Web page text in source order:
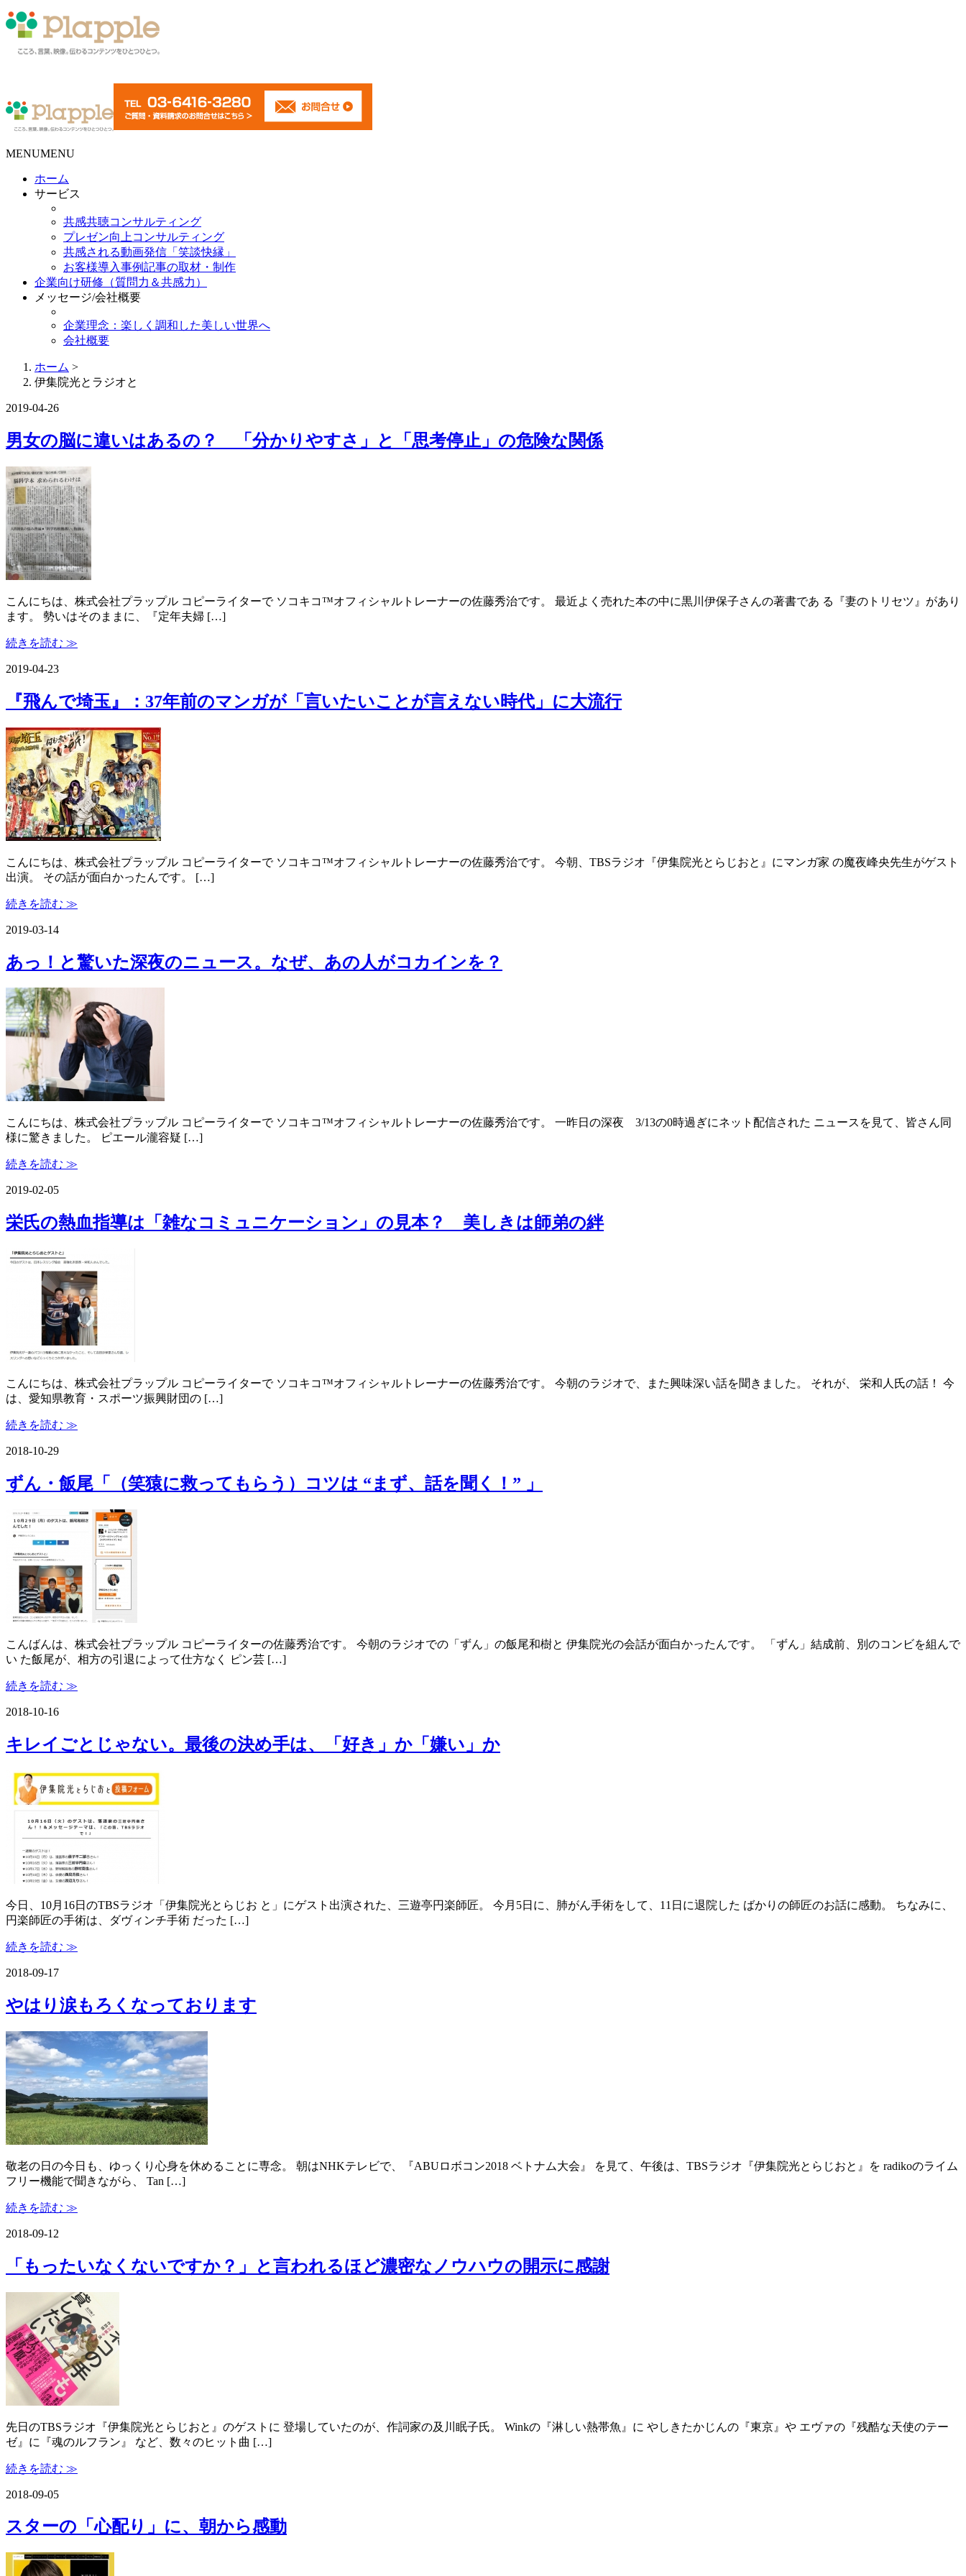
MENUMENU
ホーム
サービス
共感共聴コンサルティング
プレゼン向上コンサルティング
共感される動画発信「笑談快縁」
お客様導入事例記事の取材・制作
企業向け研修（質問力＆共感力）
メッセージ/会社概要
企業理念：楽しく調和した美しい世界へ
会社概要
ホーム >
伊集院光とラジオと
2019-04-26
男女の脳に違いはあるの？ 「分かりやすさ」と「思考停止」の危険な関係
こんにちは、株式会社プラップル コピーライターで ソコキコ™オフィシャルトレーナーの佐藤秀治です。 最近よく売れた本の中に黒川伊保子さんの著書であ る『妻のトリセツ』があり
ます。 勢いはそのままに、『定年夫婦 […]
続きを読む ≫
2019-04-23
『飛んで埼玉』：37年前のマンガが「言いたいことが言えない時代」に大流行
こんにちは、株式会社プラップル コピーライターで ソコキコ™オフィシャルトレーナーの佐藤秀治です。 今朝、TBSラジオ『伊集院光とらじおと』にマンガ家 の魔夜峰央先生がゲスト
出演。 その話が面白かったんです。 […]
続きを読む ≫
2019-03-14
あっ！と驚いた深夜のニュース。なぜ、あの人がコカインを？
こんにちは、株式会社プラップル コピーライターで ソコキコ™オフィシャルトレーナーの佐藤秀治です。 一昨日の深夜 3/13の0時過ぎにネット配信された ニュースを見て、皆さん同
様に驚きました。 ピエール瀧容疑 […]
続きを読む ≫
2019-02-05
栄氏の熱血指導は「雑なコミュニケーション」の見本？ 美しきは師弟の絆
こんにちは、株式会社プラップル コピーライターで ソコキコ™オフィシャルトレーナーの佐藤秀治です。 今朝のラジオで、また興味深い話を聞きました。 それが、 栄和人氏の話！ 今
は、愛知県教育・スポーツ振興財団の […]
続きを読む ≫
2018-10-29
ずん・飯尾「（笑猿に救ってもらう）コツは “まず、話を聞く！” 」
こんばんは、株式会社プラップル コピーライターの佐藤秀治です。 今朝のラジオでの「ずん」の飯尾和樹と 伊集院光の会話が面白かったんです。 「ずん」結成前、別のコンビを組んで
い た飯尾が、相方の引退によって仕方なく ピン芸 […]
続きを読む ≫
2018-10-16
キレイごとじゃない。最後の決め手は、「好き」か「嫌い」か
今日、10月16日のTBSラジオ「伊集院光とらじお と」にゲスト出演された、三遊亭円楽師匠。 今月5日に、肺がん手術をして、11日に退院した ばかりの師匠のお話に感動。 ちなみに、
円楽師匠の手術は、ダヴィンチ手術 だった […]
続きを読む ≫
2018-09-17
やはり涙もろくなっております
敬老の日の今日も、ゆっくり心身を休めることに専念。 朝はNHKテレビで、『ABUロボコン2018 ベトナム大会』 を見て、午後は、TBSラジオ『伊集院光とらじおと』を radikoのライム
フリー機能で聞きながら、 Tan […]
続きを読む ≫
2018-09-12
「もったいなくないですか？」と言われるほど濃密なノウハウの開示に感謝
先日のTBSラジオ『伊集院光とらじおと』のゲストに 登場していたのが、作詞家の及川眠子氏。 Winkの『淋しい熱帯魚』に やしきたかじんの『東京』や エヴァの『残酷な天使のテー
ゼ』に『魂のルフラン』 など、数々のヒット曲 […]
続きを読む ≫
2018-09-05
スターの「心配り」に、朝から感動